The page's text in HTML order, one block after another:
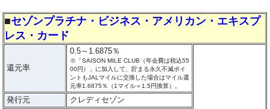
■セゾンプラチナ・ビジネス・アメリカン・エキスプ
レス・カード
還元率
0.5～1.6875％
※「SAISON MILE CLUB（年会費は税込55
00円）」に加入して、貯まる永久不滅ポイ
ントもJALマイルに交換した場合はマイル還
元率1.6875％（1マイル＝1.5円換算）。
発行元
クレディセゾン